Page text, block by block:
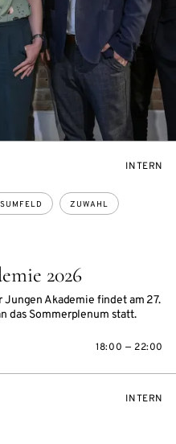
2026
Akademie findet am 27.
das Sommerplenum statt.
ZUWAHL
INTERN
18:00 — 22:00
INTERN